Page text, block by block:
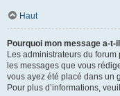
Haut
Pourquoi mon message a-t-
Les administrateurs du
les messages que vous
vous ayez été placé dans un
Pour plus d’informations,